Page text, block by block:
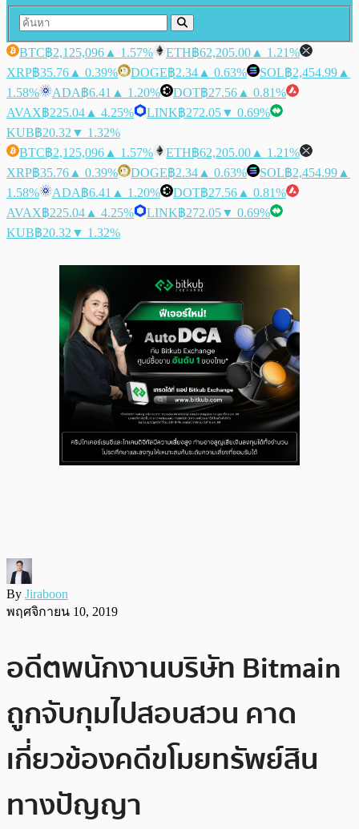
BTC฿2,125,096 ▲ 1.57% ETH฿62,205.00 ▲ 1.21%
XRP฿35.76 ▲ 0.39% DOGE฿2.34 ▲ 0.63% SOL฿2,454.99 ▲
1.58%
ADA฿6.41 ▲ 1.20% DOT฿27.56 ▲ 0.81%
AVAX฿225.04 ▲ 4.25% LINK฿272.05▼ 0.69%
KUB฿20.32 ▼ 1.32%
BTC฿2,125,096 ▲ 1.57% ETH฿62,205.00 ▲ 1.21%
XRP฿35.76 ▲ 0.39% DOGE฿2.34 ▲ 0.63% SOL฿2,454.99 ▲
1.58%
ADA฿6.41 ▲ 1.20% DOT฿27.56 ▲ 0.81%
AVAX฿225.04 ▲ 4.25% LINK฿272.05▼ 0.69%
KUB฿20.32 ▼ 1.32%
By Jiraboon
พฤศจิกายน 10, 2019
อดีตพนักงานบริษัท Bitmain
ถูกจับกุมไปสอบสวน คาด
เกี่ยวข้องคดีขโมยทรัพย์สิน
ทางปัญญา